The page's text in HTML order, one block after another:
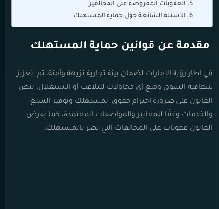
العقوبات المفروضة على المخالفين
الأسئلة الشائعة حول حماية المستهلك
مقدمة عن قوانين حماية المستهلك
في إطار رؤية الإمارات لضمان بيئة تجارية نزيهة وآمنة، تم تعزيز
شفافية السوق ومنع أي محاولات للتلاعب أو الاستغلال. ينص
القانون على ضرورة احترام حقوق المستهلك وتوفير السلع
والخدمات وفقًا للمعايير والمواصفات المعتمدة، كما يفرض
القانون عقوبات على المخالفات التي تضر بالمستهلك.